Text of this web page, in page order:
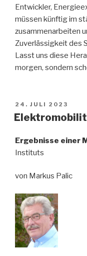
Entwickler,
müssen künftig im
zusammenarbeiten
Zuverlässigkeit des
Lasst uns diese
morgen, sondern
VERÖFFENTLICHT
AM
24. JULI 2023
Ergebnisse einer
Instituts
von Markus Palic